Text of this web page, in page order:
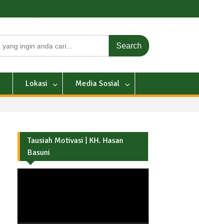
Lokasi Media Sosial
Tausiah Motivasi | KH. Hasan
Basuni